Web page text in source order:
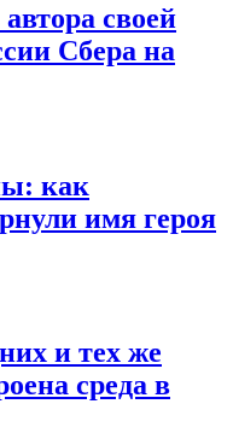
своей
Сбера на
как
имя героя
и тех же
среда в